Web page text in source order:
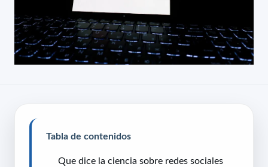
Tabla de contenidos
Que dice la ciencia sobre redes sociales